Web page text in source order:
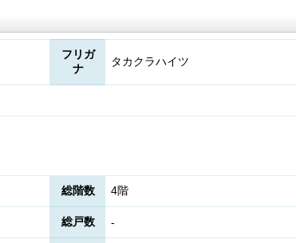
フリガ
ナ
タカクラハイツ
総階数 4階
総戸数 -